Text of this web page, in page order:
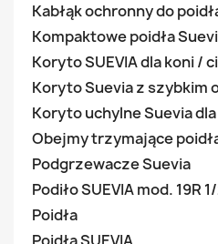
Kabłąk ochronny do
Kompaktowe poidła
Koryto SUEVIA dla koni /
Koryto Suevia z szybkim
Koryto uchylne Suevia dla
Obejmy trzymające
Podgrzewacze Suevia
Podiło SUEVIA mod. 19R
Poidła